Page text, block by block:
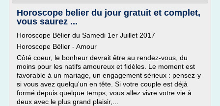
Horoscope belier du jour gratuit et complet,
vous saurez ...
Horoscope Bélier du Samedi 1er Juillet 2017
Horoscope Bélier - Amour
Côté coeur, le bonheur devrait être au rendez-vous, du
moins pour les natifs amoureux et fidèles. Le moment est
favorable à un mariage, un engagement sérieux : pensez-y
si vous avez quelqu'un en tête. Si votre couple est déjà
formé depuis quelque temps, vous allez vivre votre vie à
deux avec le plus grand plaisir,...